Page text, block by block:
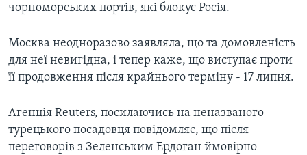
чорноморських портів, які блокує Росія.
Москва неодноразово заявляла, що та домовленість
для неї невигідна, і тепер каже, що виступає проти
її продовження після крайнього терміну - 17 липня.
Агенція Reuters, посилаючись на неназваного
турецького посадовця повідомляє, що після
переговорів з Зеленським Ердоган ймовірно